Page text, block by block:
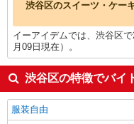
渋谷区のスイーツ・ケー
イーアイデムでは、渋谷区
月09日現在）。
渋谷区の特徴でバイ
服装自由